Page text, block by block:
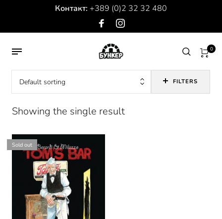
Контакт: +389 (0)2 32 32 480
0
Default sorting FILTERS
Showing the single result
Sold out